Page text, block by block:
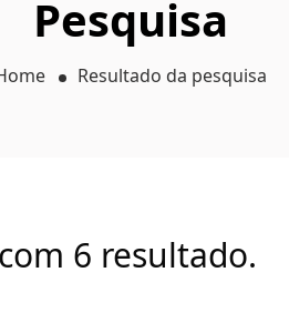
Pesquisa
Resultado da pesquisa
6 resultado.